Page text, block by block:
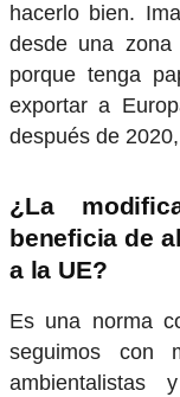
hacerlo bien.
desde una
porque tenga
exportar a
después de
¿La
beneficia de
a la UE?
Es una norma
seguimos con
ambientalistas